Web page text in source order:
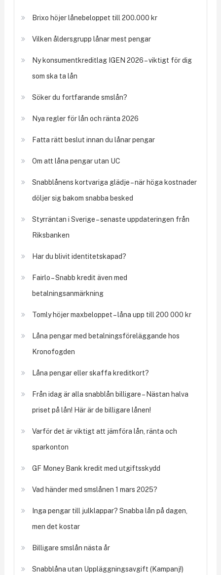
Brixo höjer lånebeloppet till 200.000 kr
Vilken åldersgrupp lånar mest pengar
Ny konsumentkreditlag IGEN 2026 – viktigt för dig
som ska ta lån
Söker du fortfarande smslån?
Nya regler för lån och ränta 2026
Fatta rätt beslut innan du lånar pengar
Om att låna pengar utan UC
Snabblånens kortvariga glädje – när höga kostnader
döljer sig bakom snabba besked
Styrräntan i Sverige – senaste uppdateringen från
Riksbanken
Har du blivit identitetskapad?
Fairlo – Snabb kredit även med
betalningsanmärkning
Tomly höjer maxbeloppet – låna upp till 200 000 kr
Låna pengar med betalningsföreläggande hos
Kronofogden
Låna pengar eller skaffa kreditkort?
Från idag är alla snabblån billigare – Nästan halva
priset på lån! Här är de billigare lånen!
Varför det är viktigt att jämföra lån, ränta och
sparkonton
GF Money Bank kredit med utgiftsskydd
Vad händer med smslånen 1 mars 2025?
Inga pengar till julklappar? Snabba lån på dagen,
men det kostar
Billigare smslån nästa år
Snabblåna utan Uppläggningsavgift (Kampanj!)